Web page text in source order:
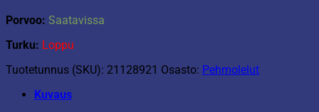
Porvoo: Saatavissa
Turku: Loppu
Tuotetunnus (SKU): 21128921 Osasto: Pehmolelut
Kuvaus